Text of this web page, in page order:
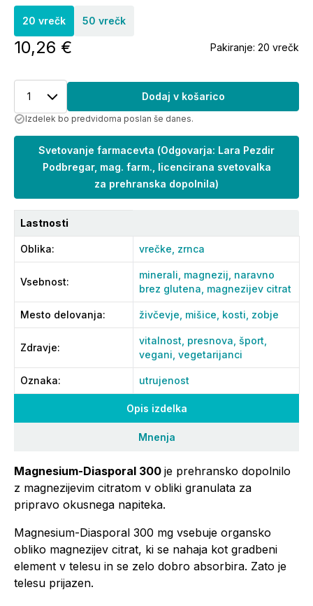
Opis izdelka
Mnenja
Magnesium-Diasporal 300 je prehransko dopolnilo
z magnezijevim citratom v obliki granulata za
pripravo okusnega napiteka.
Magnesium-Diasporal 300 mg vsebuje organsko
obliko magnezijev citrat, ki se nahaja kot gradbeni
element v telesu in se zelo dobro absorbira. Zato je
telesu prijazen.
20 vrečk 50 vrečk
10,26 € Pakiranje: 20 vrečk
1 Dodaj v košarico
Izdelek bo predvidoma poslan še danes.
Svetovanje farmacevta (Odgovarja: Lara Pezdir
Podbregar, mag. farm., licencirana svetovalka
za prehranska dopolnila)
Lastnosti
Oblika: vrečke, zrnca
Vsebnost:
minerali, magnezij, naravno
brez glutena, magnezijev citrat
Mesto delovanja: živčevje, mišice, kosti, zobje
Zdravje:
vitalnost, presnova, šport,
vegani, vegetarijanci
Oznaka: utrujenost